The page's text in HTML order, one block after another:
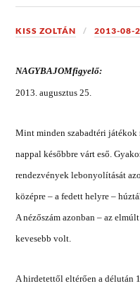
KISS ZOLTÁN 2013-08-
NAGYBAJOMfigyelő:
2013. augusztus 25.
Mint minden szabadtéri játékok
nappal későbbre várt eső.
rendezvények lebonyolítását
középre – a fedett helyre –
A nézőszám azonban – az
kevesebb volt.
A hirdetettől eltérően a délután